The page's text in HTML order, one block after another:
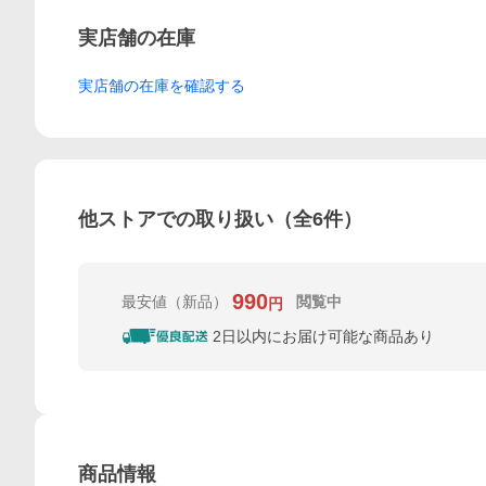
実店舗の在庫
実店舗の在庫を確認する
他ストアでの取り扱い（全6件）
最安値 （新品） 990円
閲覧中
2日以内にお届け可能な商品あり
商品情報